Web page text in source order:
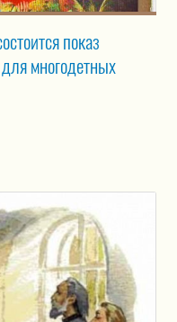
показ
многодетных